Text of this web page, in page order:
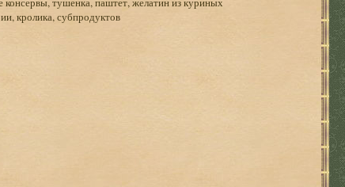
кролика, субпродуктов